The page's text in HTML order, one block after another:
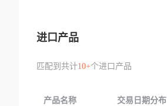
进口产品
匹配到共计10+个进口产品
产品名称 交易日期分布